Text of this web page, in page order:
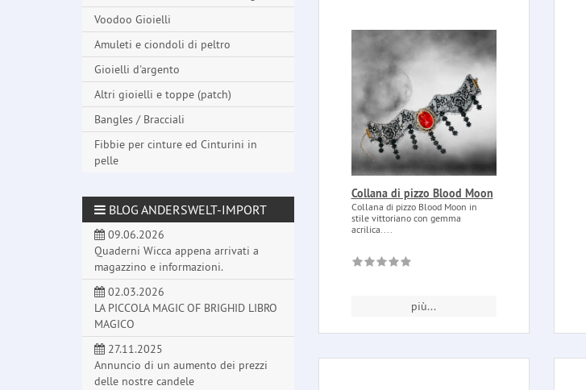
Collana di pizzo Blood Moon
Collana di pizzo Blood Moon in
stile vittoriano con gemma
acrilica....
più...
Voodoo Gioielli
Amuleti e ciondoli di peltro
Gioielli d'argento
Altri gioielli e toppe (patch)
Bangles / Bracciali
Fibbie per cinture ed Cinturini in
pelle
BLOG ANDERSWELT-IMPORT
09.06.2026
Quaderni Wicca appena arrivati a
magazzino e informazioni.
02.03.2026
LA PICCOLA MAGIC OF BRIGHID LIBRO
MAGICO
27.11.2025
Annuncio di un aumento dei prezzi
delle nostre candele